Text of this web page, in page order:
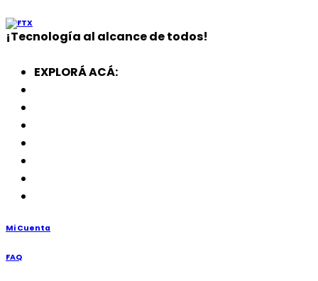
¡Tecnología al alcance de todos!
EXPLORÁ ACÁ:
Mi Cuenta
FAQ